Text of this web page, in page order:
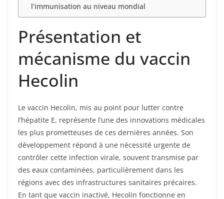
l’immunisation au niveau mondial
Présentation et
mécanisme du vaccin
Hecolin
Le vaccin Hecolin, mis au point pour lutter contre
l’hépatite E, représente l’une des innovations médicales
les plus prometteuses de ces dernières années. Son
développement répond à une nécessité urgente de
contrôler cette infection virale, souvent transmise par
des eaux contaminées, particulièrement dans les
régions avec des infrastructures sanitaires précaires.
En tant que vaccin inactivé, Hecolin fonctionne en